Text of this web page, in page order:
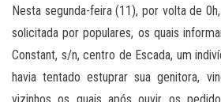
Nesta segunda-feira (11), por volta de
solicitada por populares, os quais
Constant, s/n, centro de Escada, um
havia tentado estuprar sua genitora,
vizinhos os quais após ouvir os